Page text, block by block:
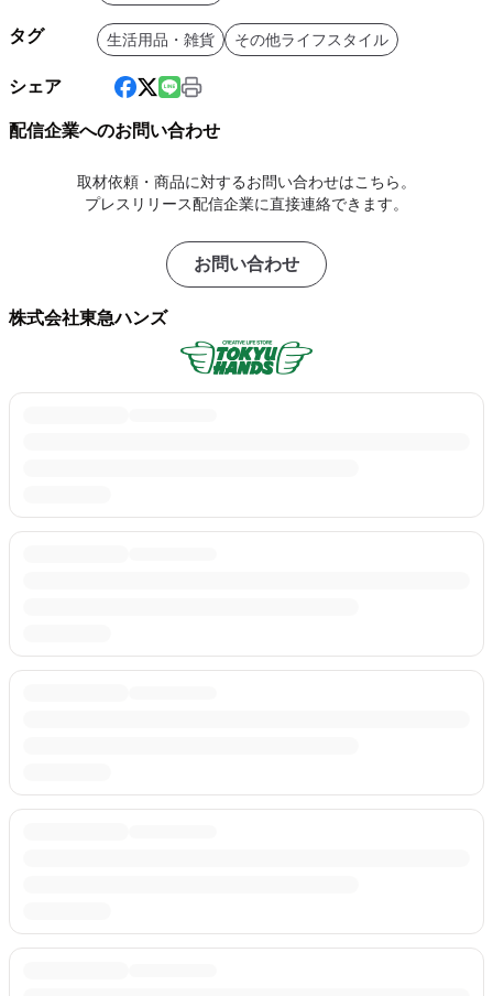
タグ 生活用品・雑貨 その他ライフスタイル
シェア
配信企業へのお問い合わせ
取材依頼・商品に対するお問い合わせはこちら。
プレスリリース配信企業に直接連絡できます。
お問い合わせ
株式会社東急ハンズ